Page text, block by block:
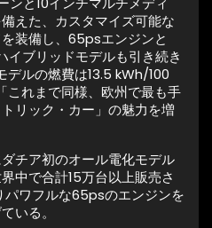
えた、カスタマイズ可能な
装備し、65psエンジンと
ブリッドモデルも引き続き
ルの燃費は13.5 kWh/100
これまで同様、欧州で最も手
リック・カー」の魅力を増
ダチア初のオール電化モデル
中で合計15万台以上販売さ
ワフルな65psのエンジンを
いる。